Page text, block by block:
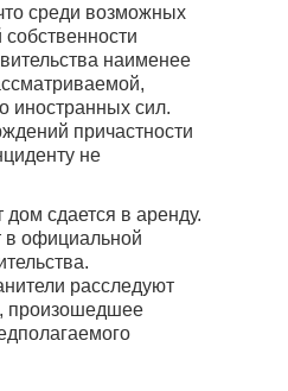
среди возможных
наименее
иностранных сил.
причастности
не
сдается в аренду.
в официальной
расследуют
произошедшее